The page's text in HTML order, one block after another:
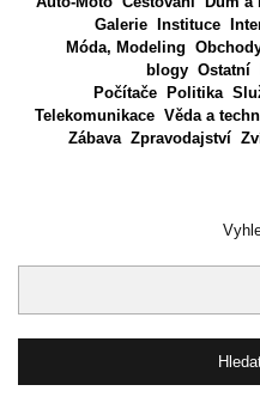
Galerie
Instituce
Móda, Modeling
blogy Ostatní
Počítače
Politika
Telekomunikace Věda a
Zábava Zpravodajství